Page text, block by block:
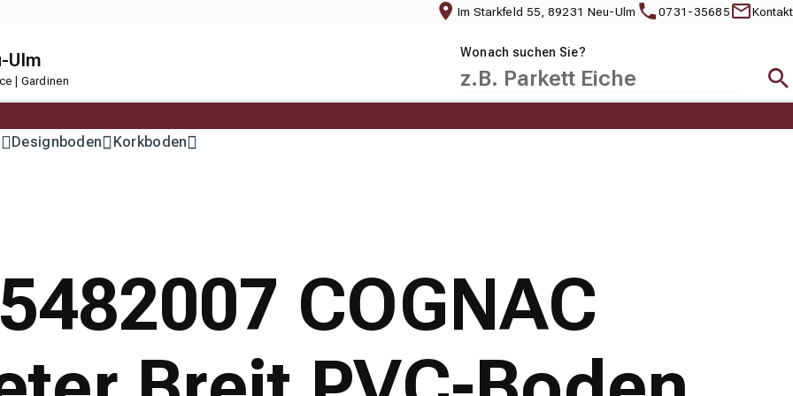
Im Starkfeld 55, 89231 Neu-Ulm 0731-35685 Kontakt
Ulm
| Gardinen
Wonach suchen Sie?
Designboden Korkboden
COGNAC